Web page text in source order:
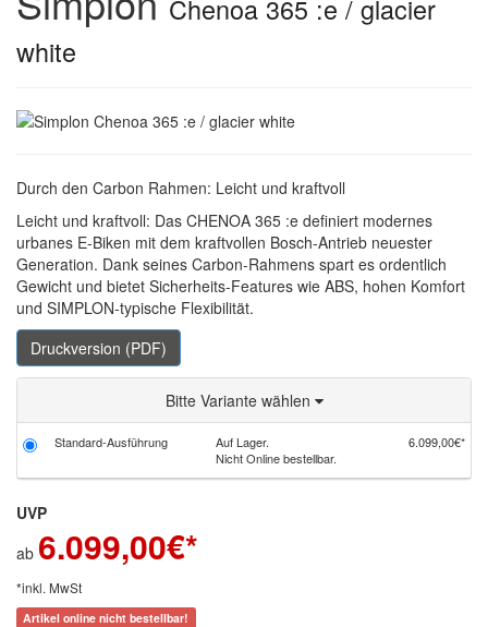
Chenoa 365 :e / glacier
white
Durch den Carbon Rahmen: Leicht und kraftvoll
Leicht und kraftvoll: Das CHENOA 365 :e definiert modernes
urbanes E-Biken mit dem kraftvollen Bosch-Antrieb neuester
Generation. Dank seines Carbon-Rahmens spart es ordentlich
Gewicht und bietet Sicherheits-Features wie ABS, hohen Komfort
und SIMPLON-typische Flexibilität.
Druckversion (PDF)
Bitte Variante wählen
Standard-Ausführung
Auf Lager.
Nicht Online bestellbar.
6.099,00€*
UVP
ab 6.099,00€*
*inkl. MwSt
Artikel online nicht bestellbar!